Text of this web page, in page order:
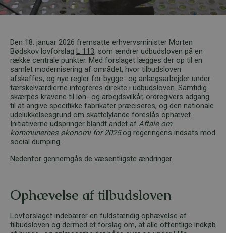
Den 18. januar 2026 fremsatte erhvervsminister Morten
Bødskov lovforslag L 113, som ændrer udbudsloven på en
række centrale punkter. Med forslaget lægges der op til en
samlet modernisering af området, hvor tilbudsloven
afskaffes, og nye regler for bygge- og anlægsarbejder under
tærskelværdierne integreres direkte i udbudsloven. Samtidig
skærpes kravene til løn- og arbejdsvilkår, ordregivers adgang
til at angive specifikke fabrikater præciseres, og den nationale
udelukkelsesgrund om skattelylande foreslås ophævet.
Initiativerne udspringer blandt andet af Aftale om
kommunernes økonomi for 2025og regeringens indsats mod
social dumping.
Nedenfor gennemgås de væsentligste ændringer.
Ophævelse af tilbudsloven
Lovforslaget indebærer en fuldstændig ophævelse af
tilbudsloven og dermed et forslag om, at alle offentlige indkøb